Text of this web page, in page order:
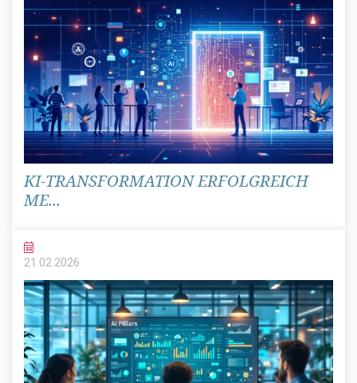
KI-TRANSFORMATION ERFOLGREICH
ME...
21.02. 2026